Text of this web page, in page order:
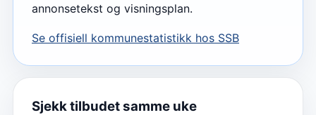
annonsetekst og visningsplan.
Se offisiell kommunestatistikk hos SSB
Sjekk tilbudet samme uke